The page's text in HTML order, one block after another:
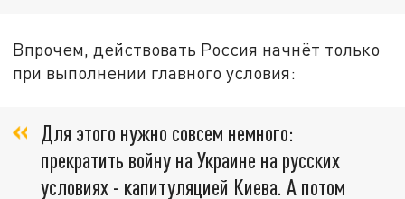
Впрочем, действовать Россия начнёт только
при выполнении главного условия:
Для этого нужно совсем немного:
прекратить войну на Украине на русских
условиях - капитуляцией Киева. А потом